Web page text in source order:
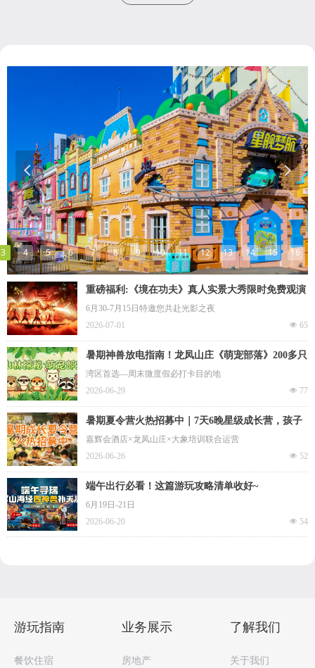
重磅福利:《境在功夫》真人实景大秀限时免费观演
6月30-7月15日特邀您共赴光影之夜
넶 65
2026-07-01
暑期神兽放电指南！龙凤山庄《萌宠部落》200多只
动物让娃撸到不想回家
湾区首选—周末微度假必打卡目的地
넶 77
2026-06-29
暑期夏令营火热招募中｜7天6晚星级成长营，孩子
蜕变从此刻开始！
嘉辉会酒店×龙凤山庄×大象培训联合运营
넶 52
2026-06-26
端午出行必看！这篇游玩攻略清单收好~
6月19日-21日
넶 54
2026-06-20
3 4 5 6 7 8 9 10 11 12 13 14 15 16
넳 넲
游玩指南
餐饮住宿 房地产
业务展示
关于我们
了解我们